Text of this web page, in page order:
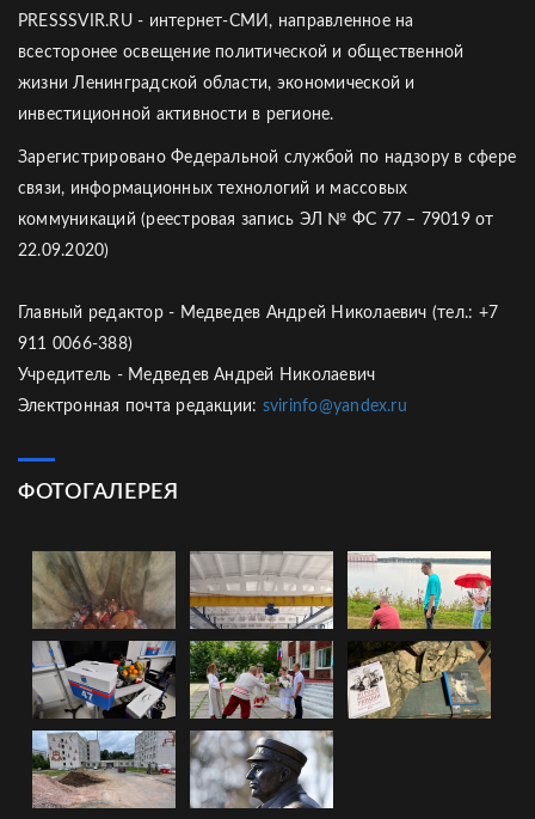
PRESSSVIR.RU - интернет-СМИ, направленное на
всесторонее освещение политической и общественной
жизни Ленинградской области, экономической и
инвестиционной активности в регионе.
Зарегистрировано Федеральной службой по надзору в сфере
связи, информационных технологий и массовых
коммуникаций (реестровая запись ЭЛ № ФС 77 – 79019 от
22.09.2020)
Главный редактор - Медведев Андрей Николаевич (тел.: +7
911 0066-388)
Учредитель - Медведев Андрей Николаевич
Электронная почта редакции: svirinfo@yandex.ru
ФОТОГАЛЕРЕЯ